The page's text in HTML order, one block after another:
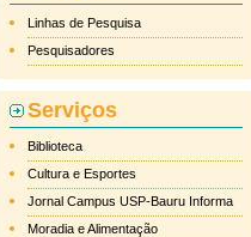
Linhas de Pesquisa
Pesquisadores
Serviços
Biblioteca
Cultura e Esportes
Jornal Campus USP-Bauru Informa
Moradia e Alimentação